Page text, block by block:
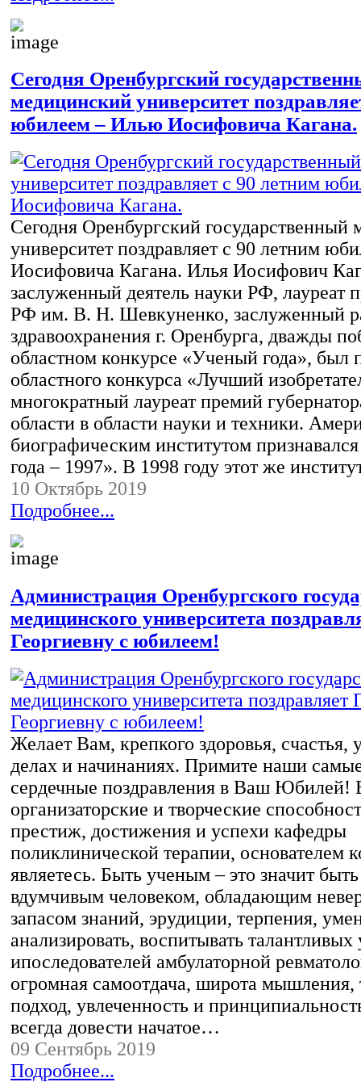
Сегодня Оренбургский
медицинский университет
юбилеем – Илью Иосифовича Кагана.
Сегодня Оренбургский государственный
университет поздравляет с 90 летним
Иосифовича Кагана. Илья Иосифович
заслуженный деятель науки РФ,
РФ им. В. Н. Шевкуненко, заслуженный
здравоохранения г. Оренбурга, дважды
областном конкурсе «Ученый года», был
областного конкурса «Лучший
многократный лауреат премий
области в области науки и техники.
биографическим институтом
года – 1997». В 1998 году этот же
10 Октябрь 2019
Подробнее...
Администрация Оренбургского
медицинского университета
Георгиевну с юбилеем!
Желает Вам, крепкого здоровья, счастья,
делах и начинаниях. Примите наши
сердечные поздравления в Ваш Юбилей!
организаторские и творческие
престиж, достижения и успехи кафедры
поликлинической терапии, основателем
являетесь. Быть ученым – это значит
вдумчивым человеком, обладающим
запасом знаний, эрудиции, терпения,
анализировать, воспитывать талантливых
ипоследователей амбулаторной
огромная самоотдача, широта мышления,
подход, увлеченность и
всегда довести начатое…
09 Сентябрь 2019
Подробнее...